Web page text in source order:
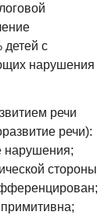
детей с
нарушения
речи
речи):
нарушения;
стороны